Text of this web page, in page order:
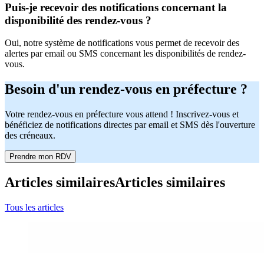
Puis-je recevoir des notifications concernant la
disponibilité des rendez-vous ?
Oui, notre système de notifications vous permet de recevoir des
alertes par email ou SMS concernant les disponibilités de rendez-
vous.
Besoin d'un rendez-vous en préfecture ?
Votre rendez-vous en préfecture vous attend ! Inscrivez-vous et
bénéficiez de notifications directes par email et SMS dès l'ouverture
des créneaux.
Prendre mon RDV
Articles similairesArticles similaires
Tous les articles